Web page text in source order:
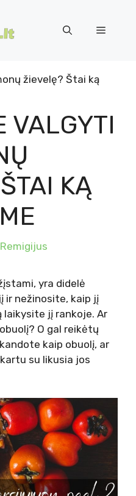
Meniu
VALGYTI
KĄ
Remigijus
yra didelė
ir nežinosite, kaip jį
laikysite jį rankoje. Ar
O gal reikėtų
kaip obuolį, ar
su likusia jos